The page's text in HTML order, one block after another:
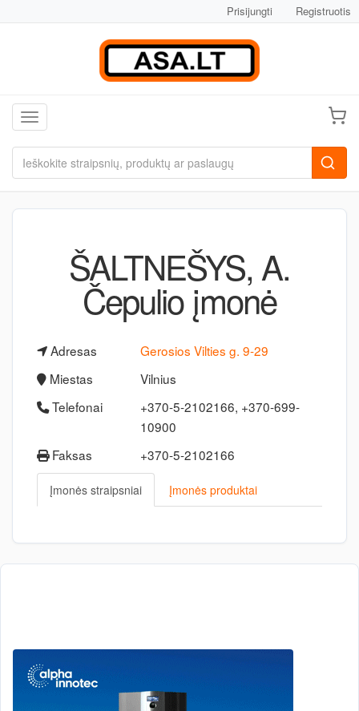
Prisijungti Registruotis
Toggle navigation
ŠALTNEŠYS, A.
Čepulio įmonė
Adresas
Gerosios Vilties g. 9-29
Miestas
Vilnius
Telefonai
+370-5-2102166, +370-699-
10900
Faksas
+370-5-2102166
Įmonės straipsniai Įmonės produktai